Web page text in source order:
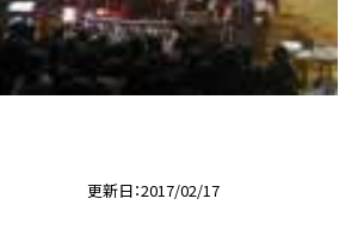
更新日 2017/02/17